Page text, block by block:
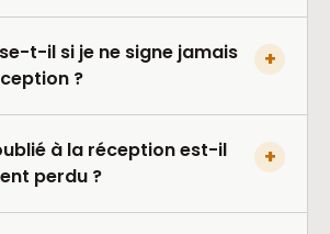
t-il si je ne signe jamais
?
+
à la réception est-il
perdu ?
+